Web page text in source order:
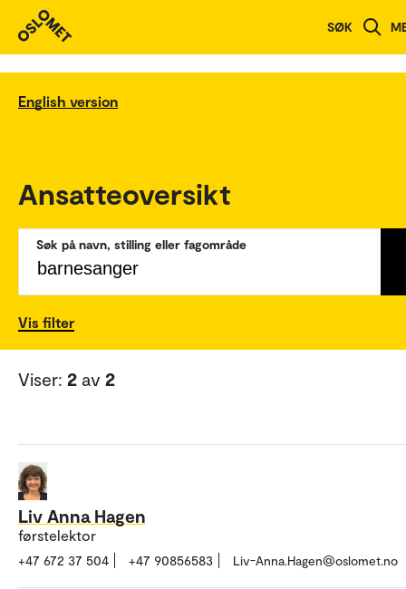
SØK
English version
Ansatteoversikt
Søk på navn, stilling eller fagområde
Vis filter
Viser: 2 av 2
Liv Anna Hagen
førstelektor
+47 672 37 504 +47 90856583 Liv-Anna.Hagen@oslomet.no